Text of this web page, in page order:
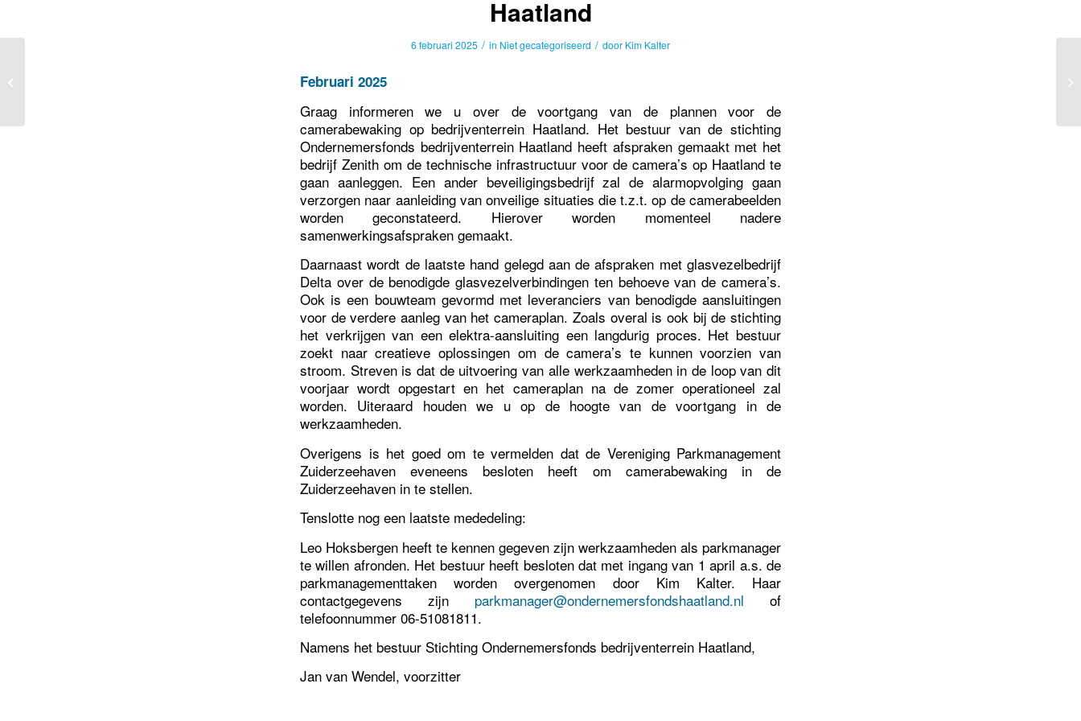
Haatland
6 februari 2025 / in Niet gecategoriseerd / door Kim Kalter
Februari 2025
Graag informeren we u over de voortgang van de plannen voor de
camerabewaking op bedrijventerrein Haatland. Het bestuur van de stichting
Ondernemersfonds bedrijventerrein Haatland heeft afspraken gemaakt met het
bedrijf Zenith om de technische infrastructuur voor de camera’s op Haatland te
gaan aanleggen. Een ander beveiligingsbedrijf zal de alarmopvolging gaan
verzorgen naar aanleiding van onveilige situaties die t.z.t. op de camerabeelden
worden geconstateerd. Hierover worden momenteel nadere
samenwerkingsafspraken gemaakt.
Daarnaast wordt de laatste hand gelegd aan de afspraken met glasvezelbedrijf
Delta over de benodigde glasvezelverbindingen ten behoeve van de camera’s.
Ook is een bouwteam gevormd met leveranciers van benodigde aansluitingen
voor de verdere aanleg van het cameraplan. Zoals overal is ook bij de stichting
het verkrijgen van een elektra-aansluiting een langdurig proces. Het bestuur
zoekt naar creatieve oplossingen om de camera’s te kunnen voorzien van
stroom. Streven is dat de uitvoering van alle werkzaamheden in de loop van dit
voorjaar wordt opgestart en het cameraplan na de zomer operationeel zal
worden. Uiteraard houden we u op de hoogte van de voortgang in de
werkzaamheden.
Overigens is het goed om te vermelden dat de Vereniging Parkmanagement
Zuiderzeehaven eveneens besloten heeft om camerabewaking in de
Zuiderzeehaven in te stellen.
Tenslotte nog een laatste mededeling:
Leo Hoksbergen heeft te kennen gegeven zijn werkzaamheden als parkmanager
te willen afronden. Het bestuur heeft besloten dat met ingang van 1 april a.s. de
parkmanagementtaken worden overgenomen door Kim Kalter. Haar
contactgegevens zijn parkmanager@ondernemersfondshaatland.nl of
telefoonnummer 06-51081811.
Namens het bestuur Stichting Ondernemersfonds bedrijventerrein Haatland,
Jan van Wendel, voorzitter